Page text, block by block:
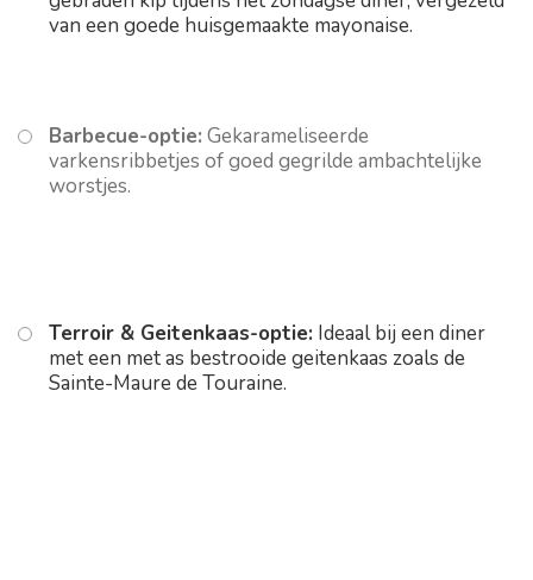
van een goede huisgemaakte mayonaise.
Barbecue-optie: Gekarameliseerde
varkensribbetjes of goed gegrilde ambachtelijke
worstjes.
Terroir & Geitenkaas-optie: Ideaal bij een diner
met een met as bestrooide geitenkaas zoals de
Sainte-Maure de Touraine.